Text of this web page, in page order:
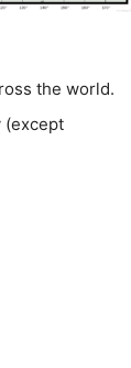
the world.
(except